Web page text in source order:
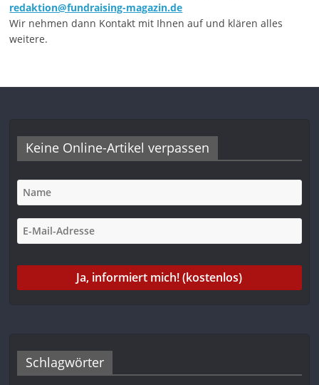
redaktion@fundraising-magazin.de
Wir nehmen dann Kontakt mit Ihnen auf und klären alles
weitere.
Keine Online-Artikel verpassen
Schlagwörter